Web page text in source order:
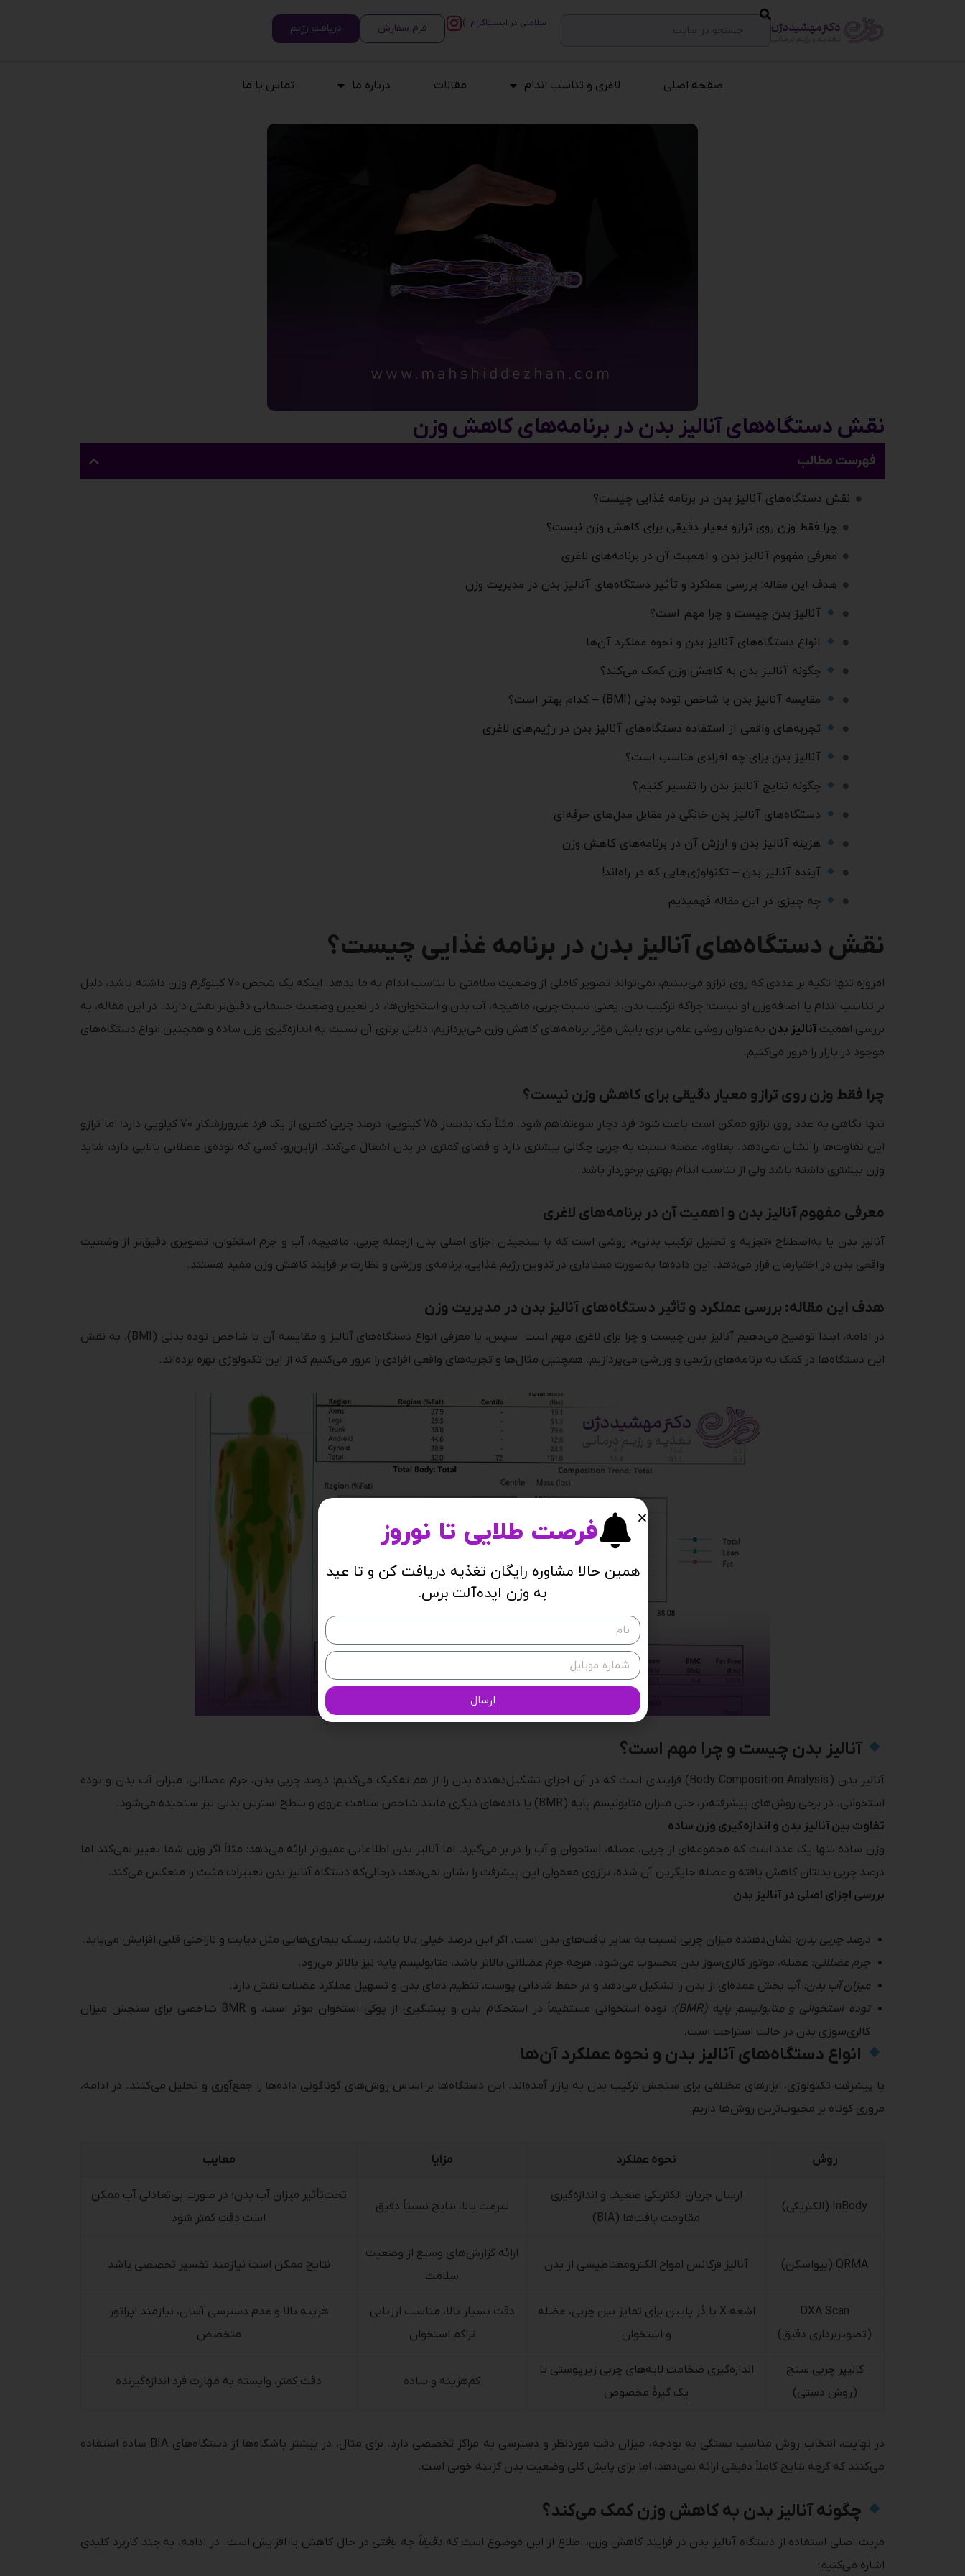
سلامتی در اینستاگرام :) فرم سفارش دریافت رژیم
صفحه اصلی لاغری و تناسب اندام مقالات درباره ما تماس با ما
نقش دستگاه‌های آنالیز بدن در برنامه‌های کاهش وزن
فهرست مطالب
نقش دستگاه‌های آنالیز بدن در برنامه غذایی چیست؟
چرا فقط وزن روی ترازو معیار دقیقی برای کاهش وزن نیست؟
معرفی مفهوم آنالیز بدن و اهمیت آن در برنامه‌های لاغری
هدف این مقاله: بررسی عملکرد و تأثیر دستگاه‌های آنالیز بدن در مدیریت وزن
آنالیز بدن چیست و چرا مهم است؟
انواع دستگاه‌های آنالیز بدن و نحوه عملکرد آن‌ها
چگونه آنالیز بدن به کاهش وزن کمک می‌کند؟
مقایسه آنالیز بدن با شاخص توده بدنی (BMI) – کدام بهتر است؟
تجربه‌های واقعی از استفاده دستگاه‌های آنالیز بدن در رژیم‌های لاغری
آنالیز بدن برای چه افرادی مناسب است؟
چگونه نتایج آنالیز بدن را تفسیر کنیم؟
دستگاه‌های آنالیز بدن خانگی در مقابل مدل‌های حرفه‌ای
هزینه آنالیز بدن و ارزش آن در برنامه‌های کاهش وزن
آینده آنالیز بدن – تکنولوژی‌هایی که در راه‌اند!
چه چیزی در این مقاله فهمیدیم
نقش دستگاه‌های آنالیز بدن در برنامه غذایی چیست؟
امروزه تنها تکیه بر عددی که روی ترازو می‌بینیم، نمی‌تواند تصویر کاملی از وضعیت سلامتی یا تناسب اندام به ما بدهد. اینکه یک شخص 70 کیلوگرم وزن داشته باشد، دلیل
بر تناسب اندام یا اضافه‌وزن او نیست؛ چراکه ترکیب بدن، یعنی نسبت چربی، ماهیچه، آب بدن و استخوان‌ها، در تعیین وضعیت جسمانی دقیق‌تر نقش دارند. در این مقاله، به
بررسی اهمیتآنالیز بدن به‌عنوان روشی علمی برای پایش مؤثر برنامه‌های کاهش وزن می‌پردازیم، دلایل برتری آن نسبت به اندازه‌گیری وزن ساده و همچنین انواع دستگاه‌های
موجود در بازار را مرور می‌کنیم.
چرا فقط وزن روی ترازو معیار دقیقی برای کاهش وزن نیست؟
تنها نگاهی به عدد روی ترازو ممکن است باعث شود فرد دچار سوءتفاهم شود. مثلاً یک بدنساز 75 کیلویی، درصد چربی کمتری از یک فرد غیرورزشکار 70 کیلویی دارد؛ اما ترازو
این تفاوت‌ها را نشان نمی‌دهد. بعلاوه، عضله نسبت به چربی چگالی بیشتری دارد و فضای کمتری در بدن اشغال می‌کند. ازاین‌رو، کسی که توده‌ی عضلانی بالایی دارد، شاید
وزن بیشتری داشته باشد ولی از تناسب اندام بهتری برخوردار باشد.
معرفی مفهوم آنالیز بدن و اهمیت آن در برنامه‌های لاغری
آنالیز بدن یا به‌اصطلاح «تجزیه و تحلیل ترکیب بدنی»، روشی است که با سنجیدن اجزای اصلی بدن ازجمله چربی، ماهیچه، آب و جرم استخوان، تصویری دقیق‌تر از وضعیت
واقعی بدن در اختیارمان قرار می‌دهد. این داده‌ها به‌صورت معناداری در تدوین رژیم غذایی، برنامه‌ی ورزشی و نظارت بر فرایند کاهش وزن مفید هستند.
هدف این مقاله: بررسی عملکرد و تأثیر دستگاه‌های آنالیز بدن در مدیریت وزن
در ادامه، ابتدا توضیح می‌دهیم آنالیز بدن چیست و چرا برای لاغری مهم است. سپس، با معرفی انواع دستگاه‌های آنالیز و مقایسه آن با شاخص توده بدنی (BMI)، به نقش
این دستگاه‌ها در کمک به برنامه‌های رژیمی و ورزشی می‌پردازیم. همچنین مثال‌ها و تجربه‌های واقعی افرادی را مرور می‌کنیم که از این تکنولوژی بهره برده‌اند.
آنالیز بدن چیست و چرا مهم است؟
آنالیز بدن (Body Composition Analysis) فرایندی است که در آن اجزای تشکیل‌دهنده بدن را از هم تفکیک می‌کنیم: درصد چربی بدن، جرم عضلانی، میزان آب بدن و توده
استخوانی. در برخی روش‌های پیشرفته‌تر، حتی میزان متابولیسم پایه (BMR) یا داده‌های دیگری مانند شاخص سلامت عروق و سطح استرس بدنی نیز سنجیده می‌شود.
تفاوت بین آنالیز بدن و اندازه‌گیری وزن ساده
وزن ساده تنها یک عدد است که مجموعه‌ای از چربی، عضله، استخوان و آب را در بر می‌گیرد. اما آنالیز بدن اطلاعاتی عمیق‌تر ارائه می‌دهد: مثلاً اگر وزن شما تغییر نمی‌کند اما
درصد چربی بدنتان کاهش یافته و عضله جایگزین آن شده، ترازوی معمولی این پیشرفت را نشان نمی‌دهد، درحالی‌که دستگاه آنالیز بدن تغییرات مثبت را منعکس می‌کند.
بررسی اجزای اصلی در آنالیز بدن
درصد چربی بدن: نشان‌دهنده میزان چربی نسبت به سایر بافت‌های بدن است. اگر این درصد خیلی بالا باشد، ریسک بیماری‌هایی مثل دیابت و ناراحتی قلبی افزایش می‌یابد.
جرم عضلانی: عضله، موتور کالری‌سوز بدن محسوب می‌شود. هرچه جرم عضلانی بالاتر باشد، متابولیسم پایه نیز بالاتر می‌رود.
میزان آب بدن: آب بخش عمده‌ای از بدن را تشکیل می‌دهد و در حفظ شادابی پوست، تنظیم دمای بدن و تسهیل عملکرد عضلات نقش دارد.
توده استخوانی و متابولیسم پایه (BMR):
توده استخوانی مستقیماً در استحکام بدن و پیشگیری از پوکی استخوان موثر است، و BMR شاخصی برای سنجش میزان
کالری‌سوزی بدن در حالت استراحت است.
انواع دستگاه‌های آنالیز بدن و نحوه عملکرد آن‌ها
با پیشرفت تکنولوژی، ابزارهای مختلفی برای سنجش ترکیب بدن به بازار آمده‌اند. این دستگاه‌ها بر اساس روش‌های گوناگونی داده‌ها را جمع‌آوری و تحلیل می‌کنند. در ادامه،
مروری کوتاه بر محبوب‌ترین روش‌ها داریم:
روش نحوه عملکرد مزایا معایب
InBody (الکتریکی)
ارسال جریان الکتریکی ضعیف و اندازه‌گیری
مقاومت بافت‌ها (BIA)
سرعت بالا، نتایج نسبتاً دقیق
تحت‌تأثیر میزان آب بدن؛ در صورت بی‌تعادلی آب ممکن
است دقت کمتر شود
QRMA (بیواسکن) آنالیز فرکانس امواج الکترومغناطیسی از بدن
ارائه گزارش‌های وسیع از وضعیت
سلامت
نتایج ممکن است نیازمند تفسیر تخصصی باشد
DXA Scan
(تصویربرداری دقیق)
اشعه X با دُز پایین برای تمایز بین چربی، عضله
و استخوان
دقت بسیار بالا، مناسب ارزیابی
تراکم استخوان
هزینه بالا و عدم دسترسی آسان، نیازمند اپراتور
متخصص
کالیپر چربی سنج
(روش دستی)
اندازه‌گیری ضخامت لایه‌های چربی زیرپوستی با
یک گیرهٔ مخصوص
کم‌هزینه و ساده دقت کمتر، وابسته به مهارت فرد اندازه‌گیرنده
در نهایت، انتخاب روش مناسب بستگی به بودجه، میزان دقت موردنظر و دسترسی به مراکز تخصصی دارد. برای مثال، در بیشتر باشگاه‌ها از دستگاه‌های BIA ساده استفاده
می‌کنند که گرچه نتایج کاملاً دقیقی ارائه نمی‌دهد، اما برای پایش کلی وضعیت بدن گزینه خوبی است.
چگونه آنالیز بدن به کاهش وزن کمک می‌کند؟
مزیت اصلی استفاده از دستگاه آنالیز بدن در فرایند کاهش وزن، اطلاع از این موضوع است کهدقیقاً چه بافتی در حال کاهش یا افزایش است. در ادامه، به چند کاربرد کلیدی
اشاره می‌کنیم:
فرصت طلایی تا نوروز
همین حالا مشاوره رایگان تغذیه دریافت کن و تا عید
به وزن ایده‌آلت برس.
ارسال